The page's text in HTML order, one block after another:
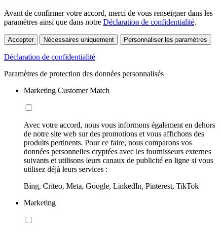
Avant de confirmer votre accord, merci de vous renseigner dans les
paramètres ainsi que dans notre Déclaration de confidentialité.
Accepter Nécessaires uniquement Personnaliser les paramètres
Déclaration de confidentialité
Paramètres de protection des données personnalisés
Marketing Customer Match
Avec votre accord, nous vous informons également en dehors
de notre site web sur des promotions et vous affichons des
produits pertinents. Pour ce faire, nous comparons vos
données personnelles cryptées avec les fournisseurs externes
suivants et utilisons leurs canaux de publicité en ligne si vous
utilisez déjà leurs services :
Bing, Criteo, Meta, Google, LinkedIn, Pinterest, TikTok
Marketing